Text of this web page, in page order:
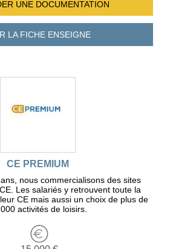
UNE DOCUMENTATION
LA FICHEENSEIGNE
CE PREMIUM
nous commercialisons des sites
Les salariés y retrouvent toute la
CE mais aussi un choix de plus de
activités de loisirs.